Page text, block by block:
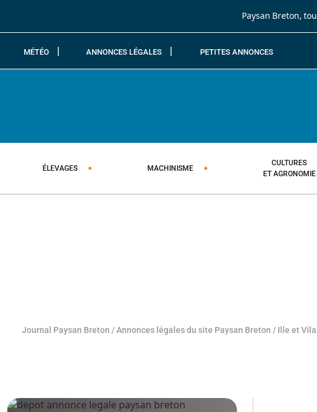
Paysan Breton,
MÉTÉO ANNONCES LÉGALES PETITES ANNONCES
ÉLEVAGES MACHINISME
CULTURES
ET AGRONOMIE
Journal Paysan Breton /Annonces légales du site Paysan Breton / Ille et